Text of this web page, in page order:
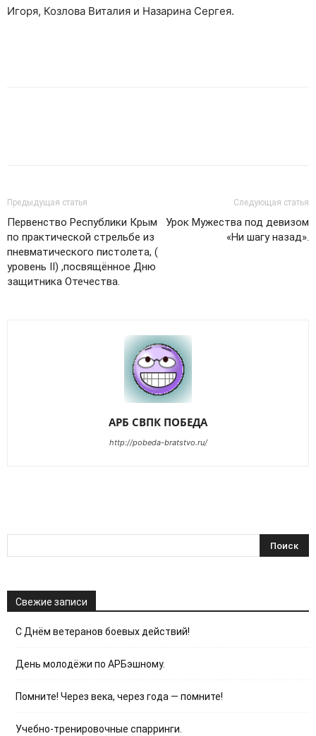
Игоря, Козлова Виталия и Назарина Сергея.
Предыдущая статья
Первенство Республики Крым
по практической стрельбе из
пневматического пистолета, (
уровень II) ,посвящённое Дню
защитника Отечества.
Следующая статья
Урок Мужества под девизом
«Ни шагу назад».
АРБ СВПК ПОБЕДА
http://pobeda-bratstvo.ru/
Свежие записи
С Днём ветеранов боевых действий!
День молодёжи по АРБэшному.
Помните! Через века, через года — помните!
Учебно-тренировочные спарринги.